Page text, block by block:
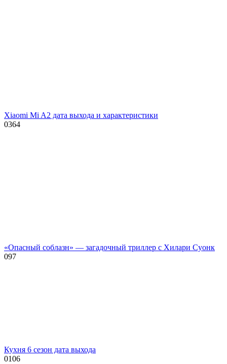
Xiaomi Mi A2 дата выхода и характеристики
0364
«Опасный соблазн» — загадочный триллер с Хилари Суонк
097
Кухня 6 сезон дата выхода
0106